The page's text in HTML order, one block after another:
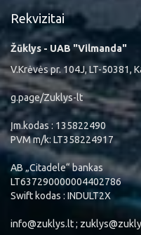
Rekvizitai
Žūklys - UAB "Vilmanda"
V.Krėvės pr. 104J, LT-50381,
g.page/Zuklys-lt
Įm.kodas : 135822490
PVM m/k: LT358224917
AB „Citadele“ bankas
LT637290000004402786
Swift kodas : INDULT2X
info@zuklys.lt ;